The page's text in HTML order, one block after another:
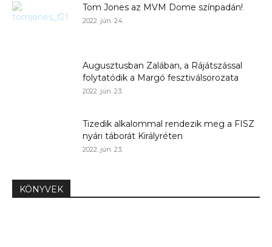
Tom Jones az MVM Dome színpadán!
2022. jún. 24.
Augusztusban Zalában, a Rájátszással
folytatódik a Margó fesztiválsorozata
2022. jún. 23.
Tizedik alkalommal rendezik meg a FISZ
nyári táborát Királyréten
2022. jún. 23.
KÖNYVEK